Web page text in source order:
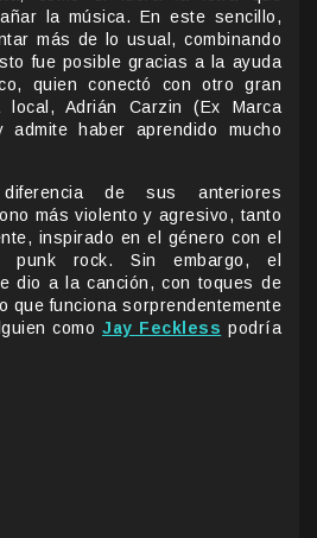
la música. En este sencillo,
más de lo usual, combinando
fue posible gracias a la ayuda
quien conectó con otro gran
Adrián Carzin (Ex Marca
haber aprendido mucho
de sus anteriores
más violento y agresivo, tanto
inspirado en el género con el
rock. Sin embargo, el
dio a la canción, con toques de
que funciona sorprendentemente
como Jay Feckless podría